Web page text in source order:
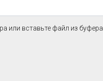
или вставьте файл из буфера